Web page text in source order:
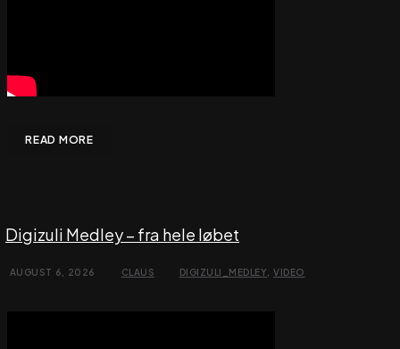
READ MORE
Digizuli Medley – fra hele løbet
AUGUST 6, 2026 CLAUS DIGIZULI_MEDLEY VIDEO